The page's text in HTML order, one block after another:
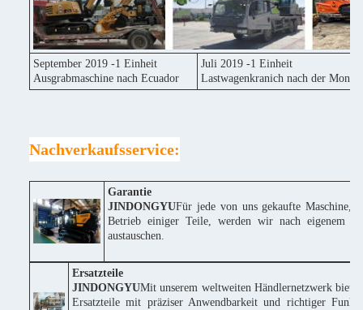
September 2019 -1 Einheit
Ausgrabmaschine nach Ecuador
Juli 2019 -1 Einheit
Lastwagenkranich nach der
Nachverkaufsservice:
Garantie
JINDONGYUFür jede von uns gekaufte Maschine,
Betrieb einiger Teile, werden wir nach eigenem
austauschen.
Ersatzteile
JINDONGYUMit unserem weltweiten Händlernetzwerk
Ersatzteile mit präziser Anwendbarkeit und richtiger